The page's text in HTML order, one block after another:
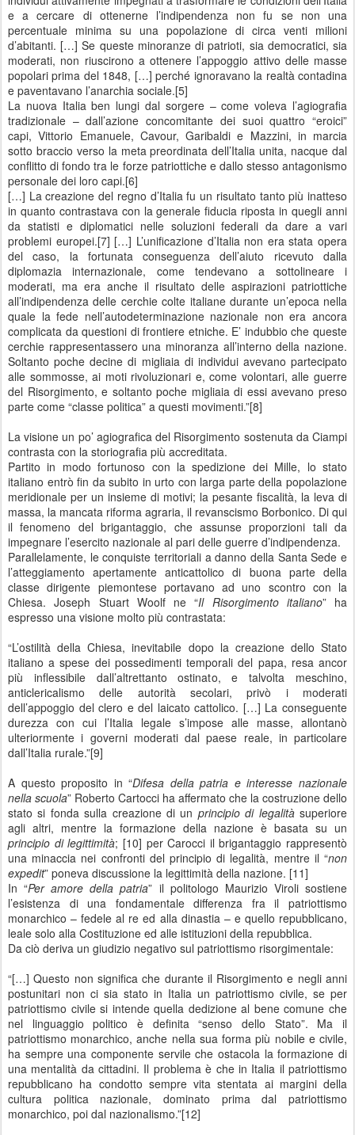
e a cercare di ottenerne l’indipendenza non fu se non una
percentuale minima su una popolazione di circa venti milioni
d’abitanti. […] Se queste minoranze di patrioti, sia democratici, sia
moderati, non riuscirono a ottenere l’appoggio attivo delle masse
popolari prima del 1848, […] perché ignoravano la realtà contadina
e paventavano l’anarchia sociale.[5]
La nuova Italia ben lungi dal sorgere – come voleva l’agiografia
tradizionale – dall’azione concomitante dei suoi quattro “eroici”
capi, Vittorio Emanuele, Cavour, Garibaldi e Mazzini, in marcia
sotto braccio verso la meta preordinata dell’Italia unita, nacque dal
conflitto di fondo tra le forze patriottiche e dallo stesso antagonismo
personale dei loro capi.[6]
[…] La creazione del regno d’Italia fu un risultato tanto più inatteso
in quanto contrastava con la generale fiducia riposta in quegli anni
da statisti e diplomatici nelle soluzioni federali da dare a vari
problemi europei.[7] […] L’unificazione d’Italia non era stata opera
del caso, la fortunata conseguenza dell’aiuto ricevuto dalla
diplomazia internazionale, come tendevano a sottolineare i
moderati, ma era anche il risultato delle aspirazioni patriottiche
all’indipendenza delle cerchie colte italiane durante un’epoca nella
quale la fede nell’autodeterminazione nazionale non era ancora
complicata da questioni di frontiere etniche. E’ indubbio che queste
cerchie rappresentassero una minoranza all’interno della nazione.
Soltanto poche decine di migliaia di individui avevano partecipato
alle sommosse, ai moti rivoluzionari e, come volontari, alle guerre
del Risorgimento, e soltanto poche migliaia di essi avevano preso
parte come “classe politica” a questi movimenti.”[8]
La visione un po’ agiografica del Risorgimento sostenuta da Ciampi
contrasta con la storiografia più accreditata.
Partito in modo fortunoso con la spedizione dei Mille, lo stato
italiano entrò fin da subito in urto con larga parte della popolazione
meridionale per un insieme di motivi; la pesante fiscalità, la leva di
massa, la mancata riforma agraria, il revanscismo Borbonico. Di qui
il fenomeno del brigantaggio, che assunse proporzioni tali da
impegnare l’esercito nazionale al pari delle guerre d’indipendenza.
Parallelamente, le conquiste territoriali a danno della Santa Sede e
l’atteggiamento apertamente anticattolico di buona parte della
classe dirigente piemontese portavano ad uno scontro con la
Chiesa. Joseph Stuart Woolf ne “Il Risorgimento italiano” ha
espresso una visione molto più contrastata:
“L’ostilità della Chiesa, inevitabile dopo la creazione dello Stato
italiano a spese dei possedimenti temporali del papa, resa ancor
più inflessibile dall’altrettanto ostinato, e talvolta meschino,
anticlericalismo delle autorità secolari, privò i moderati
dell’appoggio del clero e del laicato cattolico. […] La conseguente
durezza con cui l’Italia legale s’impose alle masse, allontanò
ulteriormente i governi moderati dal paese reale, in particolare
dall’Italia rurale.”[9]
A questo proposito in “Difesa della patria e interesse nazionale
nella scuola” Roberto Cartocci ha affermato che la costruzione dello
stato si fonda sulla creazione di un principio di legalitàsuperiore
agli altri, mentre la formazione della nazione è basata su un
principio di legittimità; [10] per Carocci il brigantaggio rappresentò
una minaccia nei confronti del principio di legalità, mentre il “non
expedit” poneva discussione la legittimità della nazione. [11]
In “Per amore della patria” il politologo Maurizio Viroli sostiene
l’esistenza di una fondamentale differenza fra il patriottismo
monarchico – fedele al re ed alla dinastia – e quello repubblicano,
leale solo alla Costituzione ed alle istituzioni della repubblica.
Da ciò deriva un giudizio negativo sul patriottismo risorgimentale:
“[…] Questo non significa che durante il Risorgimento e negli anni
postunitari non ci sia stato in Italia un patriottismo civile, se per
patriottismo civile si intende quella dedizione al bene comune che
nel linguaggio politico è definita “senso dello Stato”. Ma il
patriottismo monarchico, anche nella sua forma più nobile e civile,
ha sempre una componente servile che ostacola la formazione di
una mentalità da cittadini. Il problema è che in Italia il patriottismo
repubblicano ha condotto sempre vita stentata ai margini della
cultura politica nazionale, dominato prima dal patriottismo
monarchico, poi dal nazionalismo.”[12]